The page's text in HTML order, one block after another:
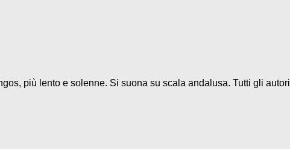
più lento e solenne. Si suona su scala andalusa. Tutti gli autori